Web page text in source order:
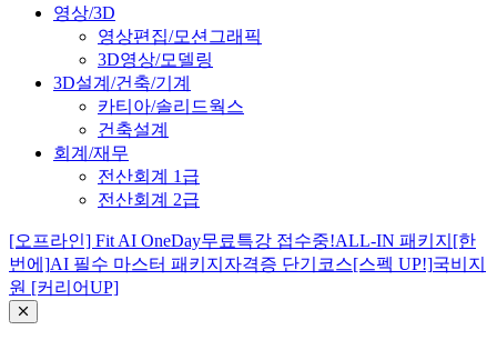
영상/3D
영상편집/모션그래픽
3D영상/모델링
3D설계/건축/기계
카티아/솔리드웍스
건축설계
회계/재무
전산회계 1급
전산회계 2급
[오프라인] Fit AI OneDay무료특강 접수중!ALL-IN 패키지[한
번에]AI 필수 마스터 패키지 자격증 단기코스[스펙 UP!]국비지
원 [커리어UP]